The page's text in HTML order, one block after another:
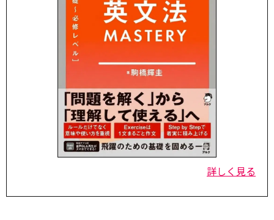
詳しく見る